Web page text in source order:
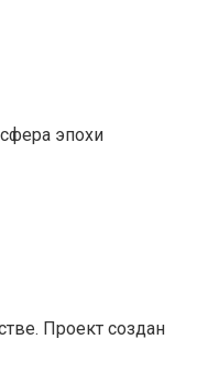
эпохи
Проект создан